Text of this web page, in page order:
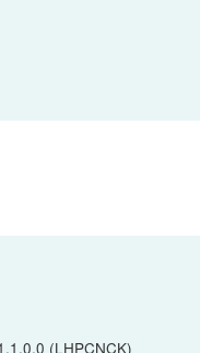
(LHPCNCK)